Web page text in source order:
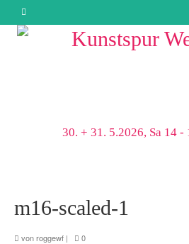
30. + 31. 5.2026, Sa 14 -
m16-scaled-1
vonroggewf | 0